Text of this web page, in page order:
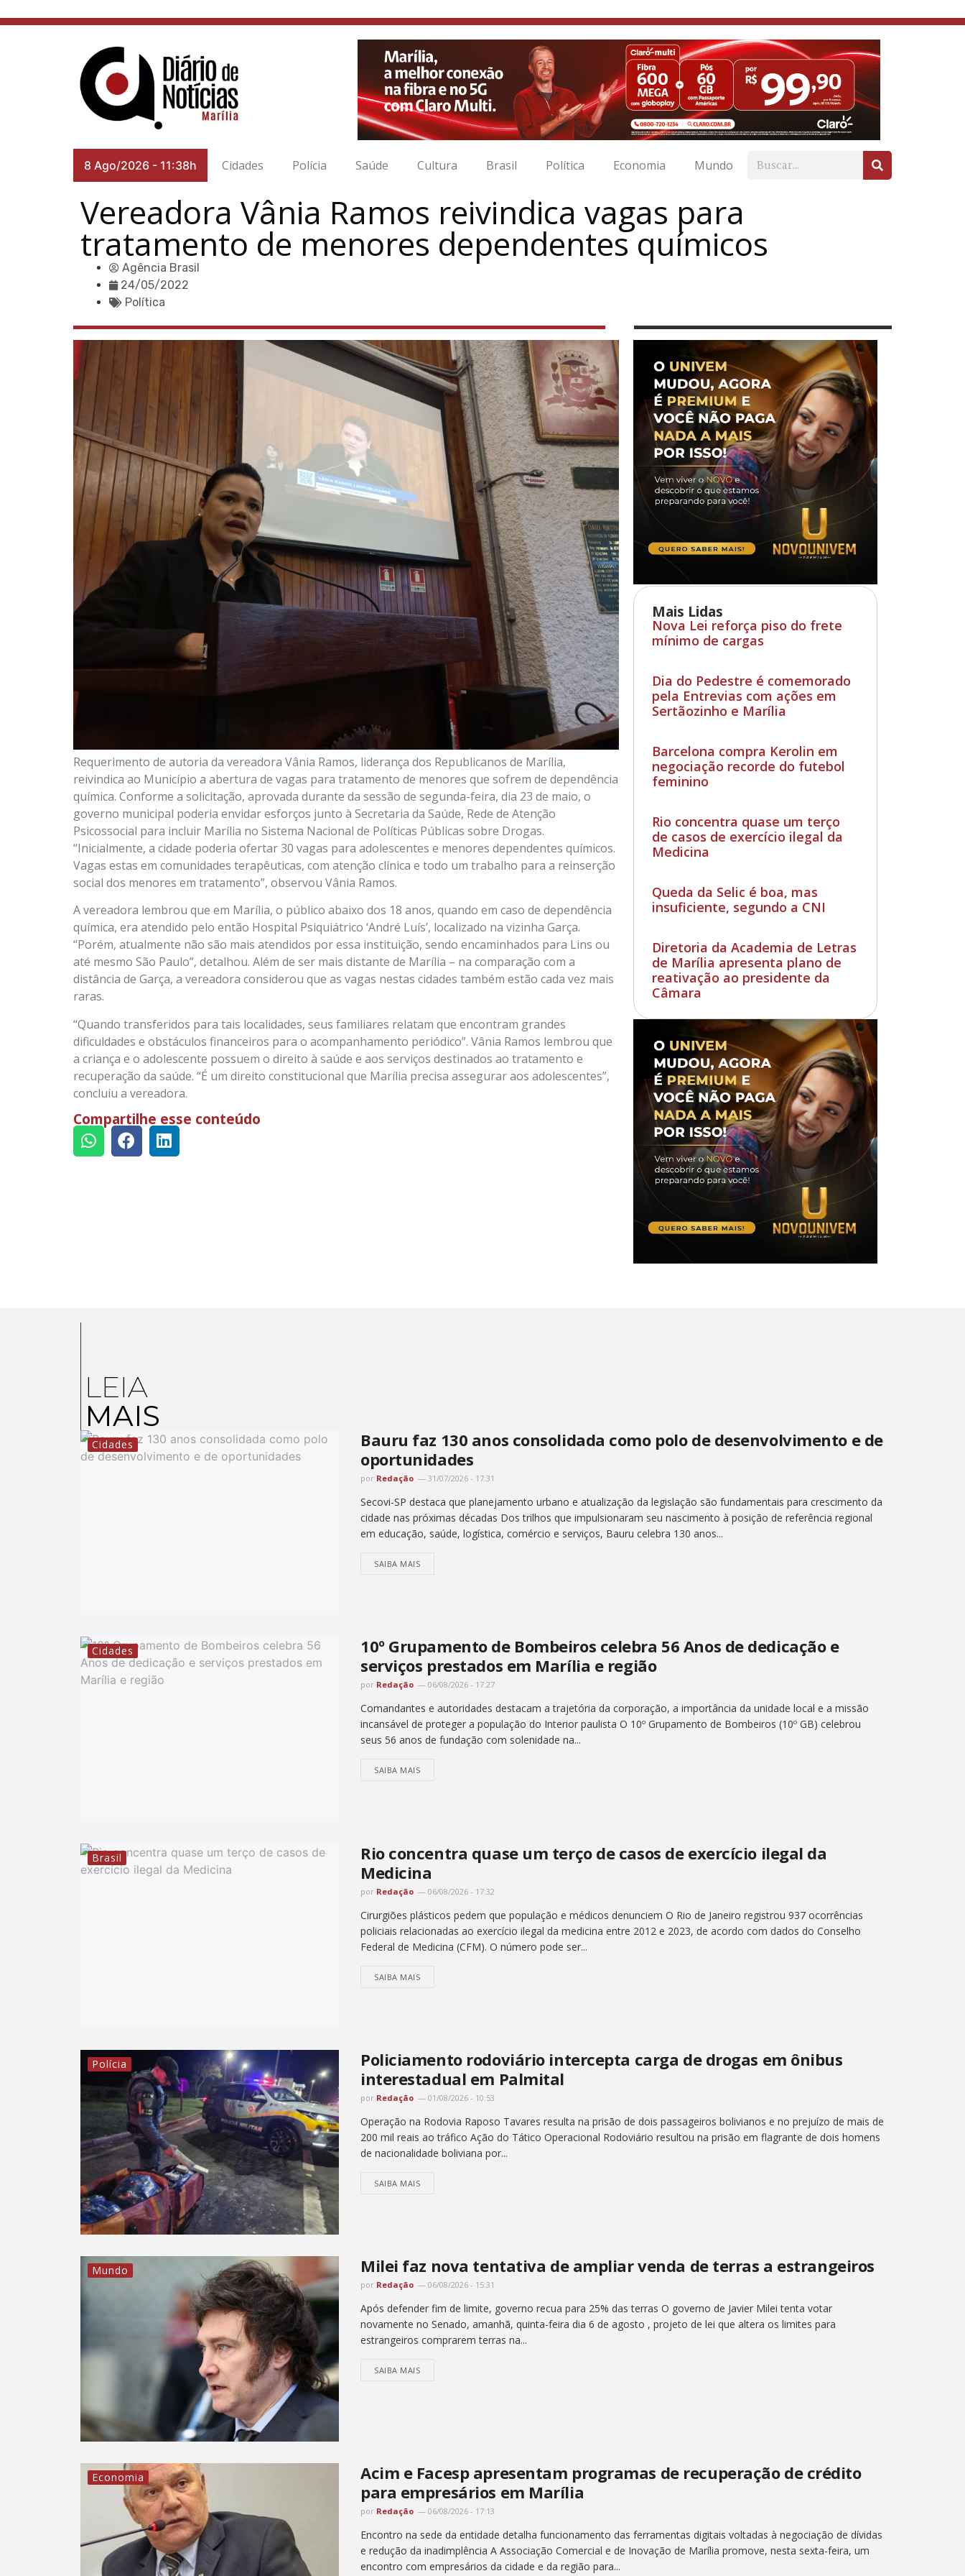
8 Ago/2026 - 11:38h Cidades Polícia Saúde Cultura Brasil Política Economia Mundo
Vereadora Vânia Ramos reivindica vagas para
tratamento de menores dependentes químicos
Agência Brasil
24/05/2022
Política
Mais Lidas
Nova Lei reforça piso do frete
mínimo de cargas
Dia do Pedestre é comemorado
pela Entrevias com ações em
Sertãozinho e Marília
Barcelona compra Kerolin em
negociação recorde do futebol
feminino
Rio concentra quase um terço
de casos de exercício ilegal da
Medicina
Queda da Selic é boa, mas
insuficiente, segundo a CNI
Diretoria da Academia de Letras
de Marília apresenta plano de
reativação ao presidente da
Câmara
Requerimento de autoria da vereadora Vânia Ramos, liderança dos Republicanos de Marília,
reivindica ao Município a abertura de vagas para tratamento de menores que sofrem de dependência
química. Conforme a solicitação, aprovada durante da sessão de segunda-feira, dia 23 de maio, o
governo municipal poderia envidar esforços junto à Secretaria da Saúde, Rede de Atenção
Psicossocial para incluir Marília no Sistema Nacional de Políticas Públicas sobre Drogas.
“Inicialmente, a cidade poderia ofertar 30 vagas para adolescentes e menores dependentes químicos.
Vagas estas em comunidades terapêuticas, com atenção clínica e todo um trabalho para a reinserção
social dos menores em tratamento”, observou Vânia Ramos.
A vereadora lembrou que em Marília, o público abaixo dos 18 anos, quando em caso de dependência
química, era atendido pelo então Hospital Psiquiátrico ‘André Luís’, localizado na vizinha Garça.
“Porém, atualmente não são mais atendidos por essa instituição, sendo encaminhados para Lins ou
até mesmo São Paulo”, detalhou. Além de ser mais distante de Marília – na comparação com a
distância de Garça, a vereadora considerou que as vagas nestas cidades também estão cada vez mais
raras.
“Quando transferidos para tais localidades, seus familiares relatam que encontram grandes
dificuldades e obstáculos financeiros para o acompanhamento periódico”. Vânia Ramos lembrou que
a criança e o adolescente possuem o direito à saúde e aos serviços destinados ao tratamento e
recuperação da saúde. “É um direito constitucional que Marília precisa assegurar aos adolescentes”,
concluiu a vereadora.
Compartilhe esse conteúdo
LEIA
MAIS
Cidades
Bauru faz 130 anos consolidada como polo de desenvolvimento e de
oportunidades
por Redação 31/07/2026 - 17:31
Secovi-SP destaca que planejamento urbano e atualização da legislação são fundamentais para crescimento da
cidade nas próximas décadas Dos trilhos que impulsionaram seu nascimento à posição de referência regional
em educação, saúde, logística, comércio e serviços, Bauru celebra 130 anos...
SAIBA MAIS
Cidades
10º Grupamento de Bombeiros celebra 56 Anos de dedicação e
serviços prestados em Marília e região
por Redação 06/08/2026 - 17:27
Comandantes e autoridades destacam a trajetória da corporação, a importância da unidade local e a missão
incansável de proteger a população do Interior paulista O 10º Grupamento de Bombeiros (10º GB) celebrou
seus 56 anos de fundação com solenidade na...
SAIBA MAIS
Brasil
Rio concentra quase um terço de casos de exercício ilegal da
Medicina
por Redação 06/08/2026 - 17:32
Cirurgiões plásticos pedem que população e médicos denunciem O Rio de Janeiro registrou 937 ocorrências
policiais relacionadas ao exercício ilegal da medicina entre 2012 e 2023, de acordo com dados do Conselho
Federal de Medicina (CFM). O número pode ser...
SAIBA MAIS
Polícia
Policiamento rodoviário intercepta carga de drogas em ônibus
interestadual em Palmital
por Redação 01/08/2026 - 10:53
Operação na Rodovia Raposo Tavares resulta na prisão de dois passageiros bolivianos e no prejuízo de mais de
200 mil reais ao tráfico Ação do Tático Operacional Rodoviário resultou na prisão em flagrante de dois homens
de nacionalidade boliviana por...
SAIBA MAIS
Mundo Milei faz nova tentativa de ampliar venda de terras a estrangeiros
por Redação 06/08/2026 - 15:31
Após defender fim de limite, governo recua para 25% das terras O governo de Javier Milei tenta votar
novamente no Senado, amanhã, quinta-feira dia 6 de agosto , projeto de lei que altera os limites para
estrangeiros comprarem terras na...
SAIBA MAIS
Economia
Acim e Facesp apresentam programas de recuperação de crédito
para empresários em Marília
por Redação 06/08/2026 - 17:13
Encontro na sede da entidade detalha funcionamento das ferramentas digitais voltadas à negociação de dívidas
e redução da inadimplência A Associação Comercial e de Inovação de Marília promove, nesta sexta-feira, um
encontro com empresários da cidade e da região para...